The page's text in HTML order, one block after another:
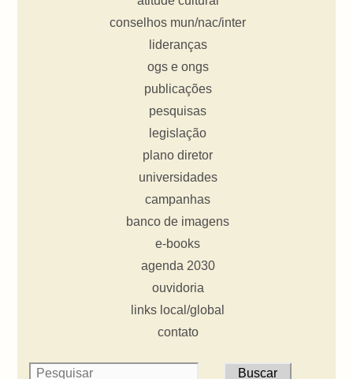
conselhos mun/nac/inter
lideranças
ogs e ongs
publicações
pesquisas
legislação
plano diretor
universidades
campanhas
banco de imagens
e-books
agenda 2030
ouvidoria
links local/global
contato